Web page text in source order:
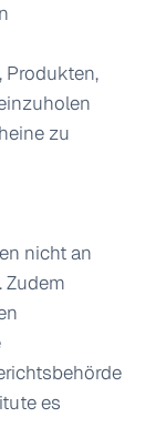
Produkten,
zu
nicht an
Zudem
es